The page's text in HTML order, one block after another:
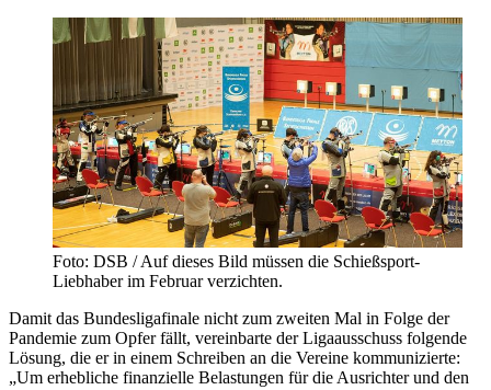
Foto: DSB / Auf dieses Bild müssen die Schießsport-
Liebhaber im Februar verzichten.
Damit das Bundesligafinale nicht zum zweiten Mal in Folge der
Pandemie zum Opfer fällt, vereinbarte der Ligaausschuss folgende
Lösung, die er in einem Schreiben an die Vereine kommunizierte:
„Um erhebliche finanzielle Belastungen für die Ausrichter und den